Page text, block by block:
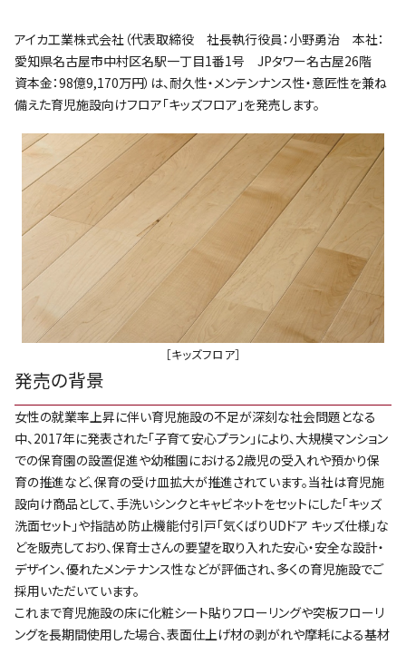
アイカ工業株式会社（代表取締役 社長執行役員：小野勇治 本社：
愛知県名古屋市中村区名駅一丁目1番1号 JPタワー名古屋26階
資本金：98億9,170万円）は、耐久性・メンテンナンス性・意匠性を兼ね
備えた育児施設向けフロア「キッズフロア」を発売します。
［キッズフロア］
発売の背景
女性の就業率上昇に伴い育児施設の不足が深刻な社会問題となる
中、2017年に発表された「子育て安心プラン」により、大規模マンション
での保育園の設置促進や幼稚園における2歳児の受入れや預かり保
育の推進など、保育の受け皿拡大が推進されています。当社は育児施
設向け商品として、手洗いシンクとキャビネットをセットにした「キッズ
洗面セット」や指詰め防止機能付引戸「気くばりUDドア キッズ仕様」な
どを販売しており、保育士さんの要望を取り入れた安心・安全な設計・
デザイン、優れたメンテナンス性などが評価され、多くの育児施設でご
採用いただいています。
これまで育児施設の床に化粧シート貼りフローリングや突板フローリ
ングを長期間使用した場合、表面仕上げ材の剥がれや摩耗による基材